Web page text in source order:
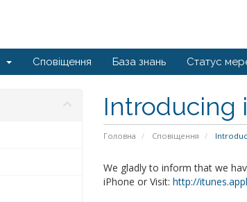
Сповіщення База знань Статус
Introducing
Головна Сповіщення
We gladly to inform that we
iPhone or Visit: http://